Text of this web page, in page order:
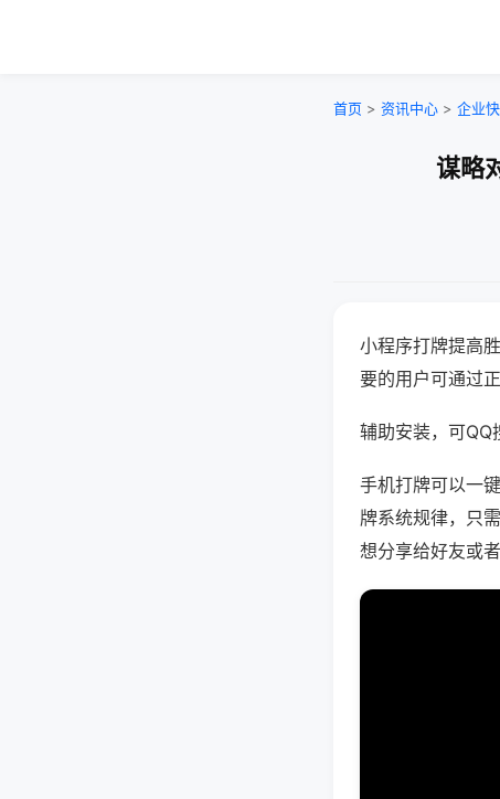
首页 > 资讯中心 > 企业
谋略
小程序打牌提高
要的用户可通过
辅助安装，可
手机打牌可以一
牌系统规律，只
想分享给好友或